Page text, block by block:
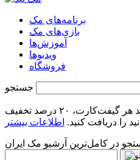
برنامه‌های مک
بازی‌های مک
آموزش‌ها
ویدیو‌ها
فروشگاه
جستجو
تا تاریخ ۳۰ مرداد ۱۴۰۵ با خرید هر گیفت‌کارت، ۲۰ درصد تخفیف
را دریافت کنید. اطلاعات بیشتر